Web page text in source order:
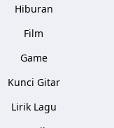
Hiburan
Film
Game
Kunci Gitar
Lirik Lagu